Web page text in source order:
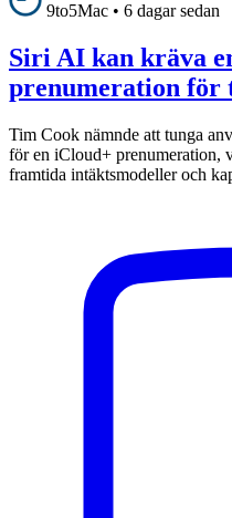
9to5Mac • 6 dagar sedan
Siri AI kan kräva
prenumeration för
Tim Cook nämnde att tunga
för en iCloud+ prenumeration,
framtida intäktsmodeller och